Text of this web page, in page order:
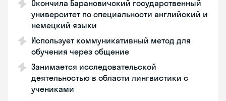
Окончила Барановичский государственный
университет по специальности английский и
немецкий языки
Использует коммуникативный метод для
обучения через общение
Занимается исследовательской
деятельностью в области лингвистики с
учениками